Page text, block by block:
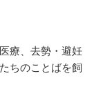
療、去勢・避妊
ちのことばを飼